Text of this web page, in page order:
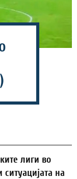
лиги во
ситуацијата на